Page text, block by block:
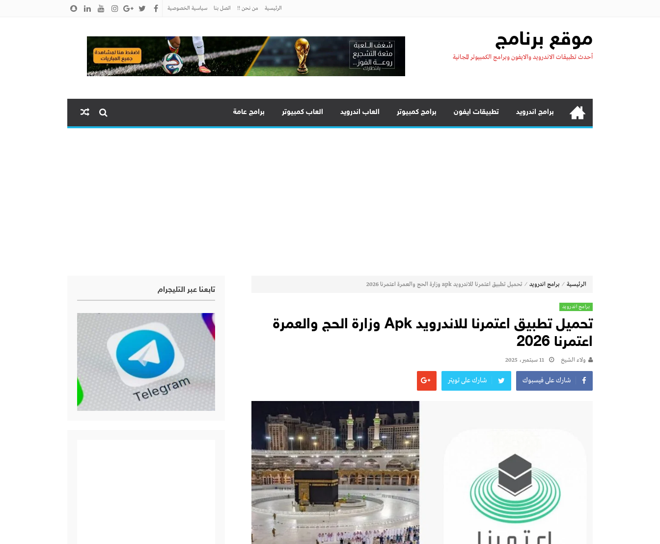
الرئيسية من نحن !! اتصل بنا سياسية الخصوصية
موقع برنامج
أحدث تطبيقات الاندرويد والايفون وبرامج الكمبيوتر المجانية
برامج اندرويد تطبيقات ايفون برامج كمبيوتر العاب اندرويد العاب كمبيوتر برامج عامة
الرئيسية ⁄ برامج اندرويد ⁄ تحميل تطبيق اعتمرنا للاندرويد apk وزارة الحج والعمرة اعتمرنا 2026
برامج اندرويد
تحميل تطبيق اعتمرنا للاندرويد Apk وزارة الحج والعمرة
اعتمرنا 2026
ولاء الشيخ 11 سبتمبر، 2025
شارك على فيسبوك شارك على تويتر
تابعنا عبر التليجرام